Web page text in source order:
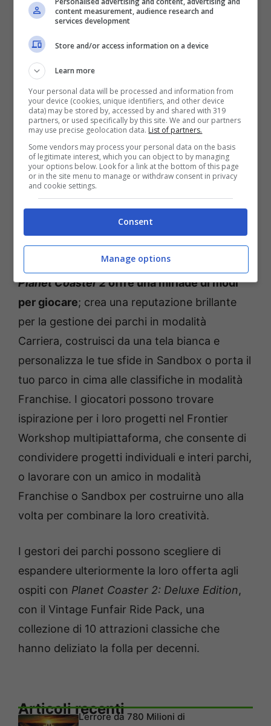
immediata delle aree da migliorare, mentre le
telecamere degli ospiti e delle giostre offrono
un posto in prima fila per le loro emozionanti
creazioni!
Che tu sia un appassionato di parchi a tema o
un neofita del mondo della gestione creativa,
Planet Coaster 2offre una miriade di modi
per giocare; crea una reputazione brillante
per la gestione dei parchi in modalità
Carriera, costruisci da una tela bianca e
personalizza le tue sfide in Sandbox o porta il
tuo parco in cima alle classifiche in modalità
Franchise. I giocatori possono trovare
ispirazione per i loro progetti nel Frontier
Workshop multipiattaforma, che consente di
condividere progetti individuali e interi parchi,
o lavorare con un amico in modalità
Franchise o Sandbox per costruirne uno alla
volta per combinare la loro creatività.
I ​​gestori dei parchi possono scegliere di
espandere ulteriormente la loro offerta agli
ospiti con Planet Coaster 2: Deluxe Edition,
con il Vintage Funfair Ride Pack, una
collezione di 10 attrazioni classiche che
hanno deliziato la folla per decenni.
Articoli recentiL’errore da 780 Milioni di
content measurement, audience research and
services development
Store and/or access information on a device
Learn more
Your personal data will be processed and information from
your device (cookies, unique identifiers, and other device
data) may be stored by, accessed by and shared with 319
partners, or used specifically by this site. We and our partners
may use precise geolocation data. List of partners.
Some vendors may process your personal data on the basis
of legitimate interest, which you can object to by managing
your options below. Look for a link at the bottom of this page
or in the site menu to manage or withdraw consent in privacy
and cookie settings.
Consent
Manage options